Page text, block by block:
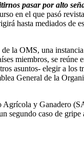
pasar por alto
en el que pasó
hasta mediados de
la OMS, una
miembros, se reúne
asuntos- elegir a los
General de la
Agrícola y Ganadero
segundo caso de gripe